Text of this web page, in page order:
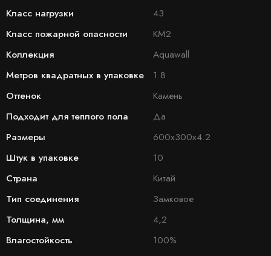
Класс нагрузки
43
Класс пожарной опасности
КМ2
Коллекция
Aquawall
Метров квадратных в упаковке
1.8
Оттенок
Камень
Подходит для теплого пола
Да
Размеры
600x300x4.2
Штук в упаковке
10
Страна
Китай
Тип соединения
Замковое
Толщина, мм
4,2
Влагостойкость
100%